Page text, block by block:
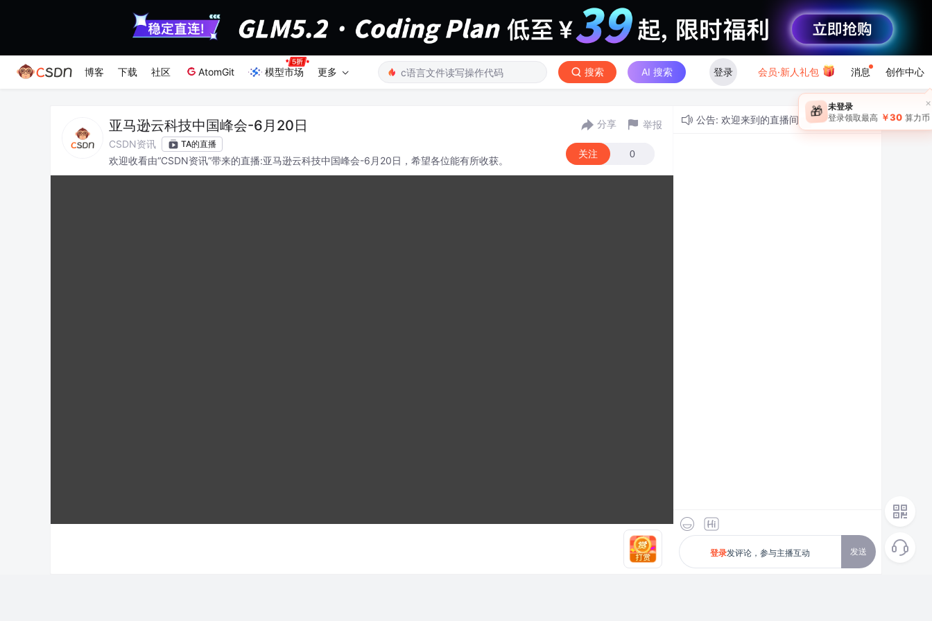
博客 下载 社区 AtomGit 模型市场 更多 搜索 AI 搜索 登录 会员·新人礼包 消息 创作中心
×
🎁 未登录
登录领取最高 ￥30 算力币
亚马逊云科技中国峰会-6月20日
CSDN资讯 TA的直播
欢迎收看由“CSDN资讯”带来的直播:亚马逊云科技中国峰会-6月20日，希望各位能有所收获。
分享 举报
关注 0
公告: 欢迎来到的直播间！
发送
登录发评论，参与主播互动